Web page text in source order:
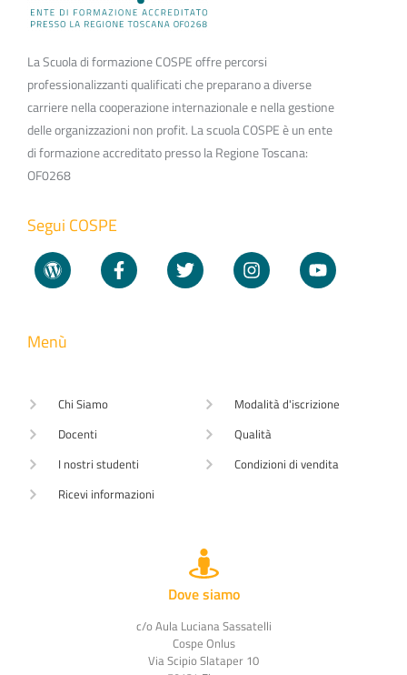
La Scuola di formazione COSPE offre percorsi
professionalizzanti qualificati che preparano a diverse
carriere nella cooperazione internazionale e nella gestione
delle organizzazioni non profit. La scuola COSPE è un ente
di formazione accreditato presso la Regione Toscana:
OF0268
Segui COSPE
Menù
Chi Siamo
Docenti
I nostri studenti
Ricevi informazioni
Modalità d'iscrizione
Qualità
Condizioni di vendita
Dove siamo
c/o Aula Luciana Sassatelli
Cospe Onlus
Via Scipio Slataper 10